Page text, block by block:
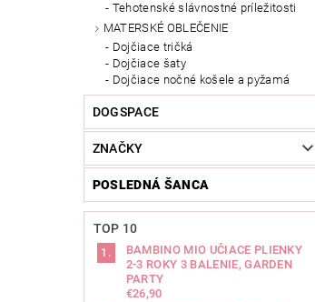
Tehotenské slávnostné príležitosti
MATERSKÉ OBLEČENIE
Dojčiace tričká
Dojčiace šaty
Dojčiace nočné košele a pyžamá
DOGSPACE
ZNAČKY
POSLEDNÁ ŠANCA
TOP 10
BAMBINO MIO UČIACE PLIENKY
2-3 ROKY 3 BALENIE, GARDEN
PARTY
€26,90